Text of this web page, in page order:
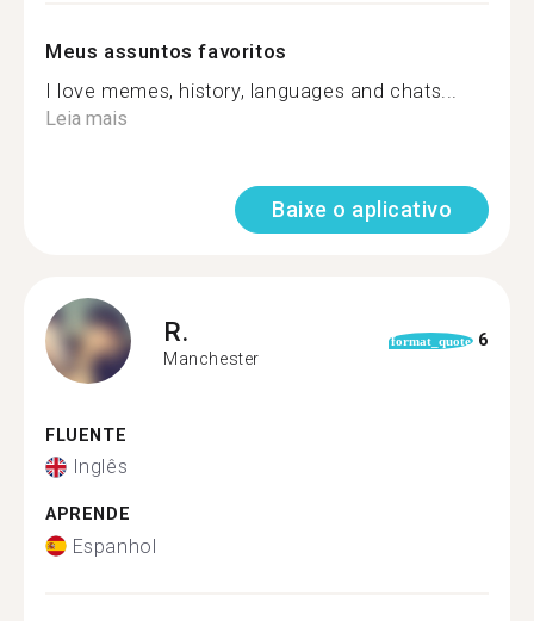
Meus assuntos favoritos
I love memes, history, languages and chats...
Leia mais
Baixe o aplicativo
R.
Manchester
format_quote 6
FLUENTE
Inglês
APRENDE
Espanhol